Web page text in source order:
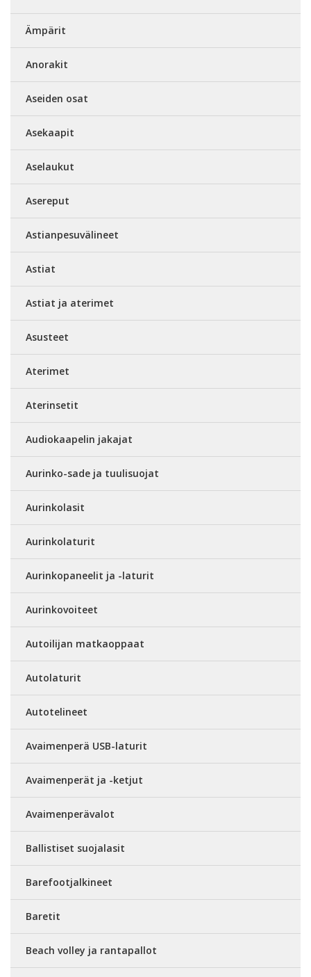
Ämpärit
Anorakit
Aseiden osat
Asekaapit
Aselaukut
Asereput
Astianpesuvälineet
Astiat
Astiat ja aterimet
Asusteet
Aterimet
Aterinsetit
Audiokaapelin jakajat
Aurinko-sade ja tuulisuojat
Aurinkolasit
Aurinkolaturit
Aurinkopaneelit ja -laturit
Aurinkovoiteet
Autoilijan matkaoppaat
Autolaturit
Autotelineet
Avaimenperä USB-laturit
Avaimenperät ja -ketjut
Avaimenperävalot
Ballistiset suojalasit
Barefootjalkineet
Baretit
Beach volley ja rantapallot